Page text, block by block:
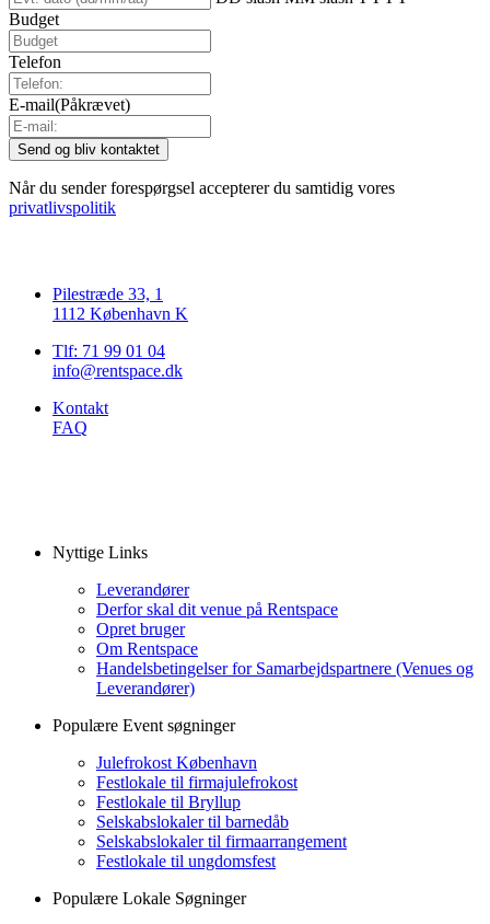
Budget
Telefon
E-mail(Påkrævet)
Når du sender forespørgsel accepterer du samtidig vores
privatlivspolitik
Pilestræde 33, 1
1112 København K
Tlf: 71 99 01 04
info@rentspace.dk
Kontakt
FAQ
Nyttige Links
Leverandører
Derfor skal dit venue på Rentspace
Opret bruger
Om Rentspace
Handelsbetingelser for Samarbejdspartnere (Venues og
Leverandører)
Populære Event søgninger
Julefrokost København
Festlokale til firmajulefrokost
Festlokale til Bryllup
Selskabslokaler til barnedåb
Selskabslokaler til firmaarrangement
Festlokale til ungdomsfest
Populære Lokale Søgninger